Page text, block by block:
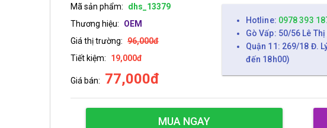
Mã sản phẩm:
dhs_13379
Thương hiệu:
OEM
Giá thị trường: 96,000đ
Tiết kiệm:
19,000đ
Giá bán: 77,000đ
Hotline: 0978 393
Gò Vấp: 50/56 Lê Thị
Quận 11: 269/18 Đ.
đến 18h00)
MUA NGAY